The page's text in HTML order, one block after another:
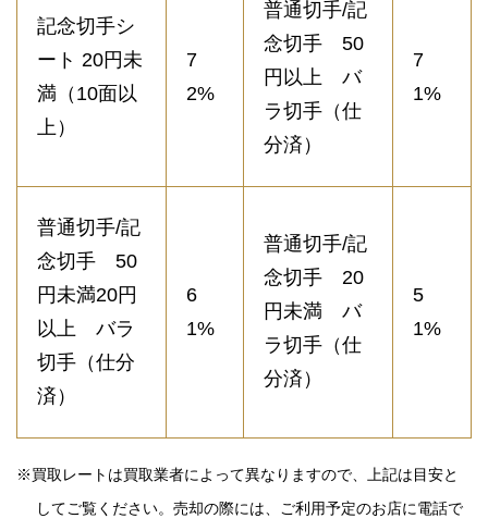
記念切手シ
ート 20円未
満（10面以
上）
7
2%
普通切手/記
念切手 50
円以上 バ
ラ切手（仕
分済）
7
1%
普通切手/記
念切手 50
円未満20円
以上 バラ
切手（仕分
済）
6
1%
普通切手/記
念切手 20
円未満 バ
ラ切手（仕
分済）
5
1%
※買取レートは買取業者によって異なりますので、上記は目安と
してご覧ください。売却の際には、ご利用予定のお店に電話で